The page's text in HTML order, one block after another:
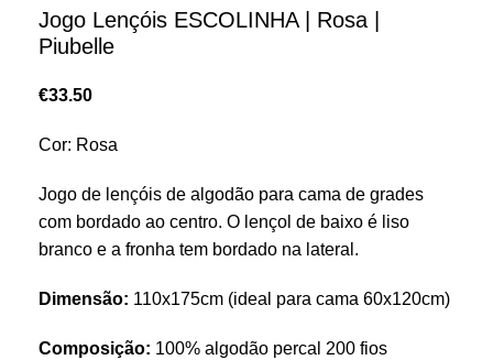
Jogo Lençóis ESCOLINHA | Rosa |
Piubelle
€33.50
Cor: Rosa
Jogo de lençóis de algodão para cama de grades
com bordado ao centro. O lençol de baixo é liso
branco e a fronha tem bordado na lateral.
Dimensão: 110x175cm (ideal para cama 60x120cm)
Composição: 100% algodão percal 200 fios